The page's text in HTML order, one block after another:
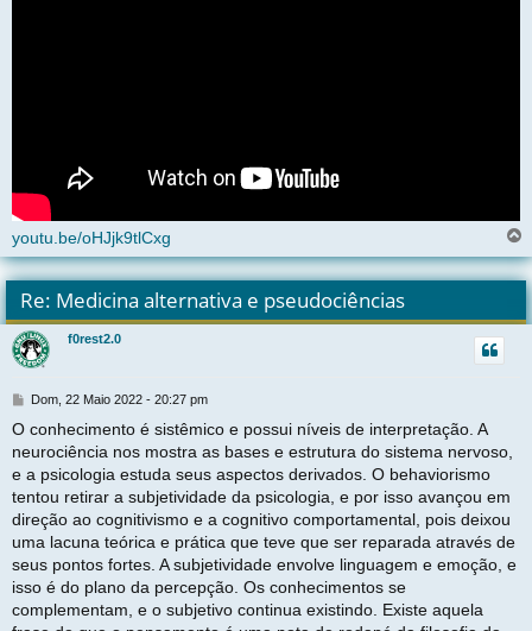
youtu.be/oHJjk9tlCxg
o
t
Re: Medicina alternativa e pseudociências
f0rest2.0
M
n
s
a
e
m
Dom, 22 Maio 2022 - 20:27 pm
O conhecimento é sistêmico e possui níveis de interpretação. A
neurociência nos mostra as bases e estrutura do sistema nervoso,
e a psicologia estuda seus aspectos derivados. O behaviorismo
tentou retirar a subjetividade da psicologia, e por isso avançou em
direção ao cognitivismo e a cognitivo comportamental, pois deixou
uma lacuna teórica e prática que teve que ser reparada através de
seus pontos fortes. A subjetividade envolve linguagem e emoção, e
isso é do plano da percepção. Os conhecimentos se
complementam, e o subjetivo continua existindo. Existe aquela